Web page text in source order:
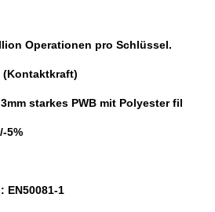
Operationen pro Schlüssel.
(Kontaktkraft)
starkes PWB mit Polyester fil
5%
EN50081-1